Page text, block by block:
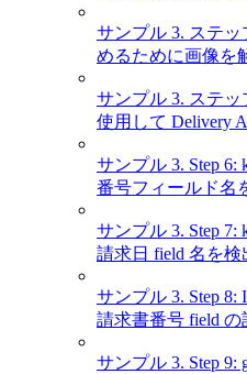
サンプル 3. ステ
めるために画像を
サンプル 3. ステッ
使用して Delivery
サンプル 3. Step 6:
番号フィールド名
サンプル 3. Step 7:
請求日 field 名を検
サンプル 3. Step 8:
請求書番号 field の
サンプル 3. Step 9: